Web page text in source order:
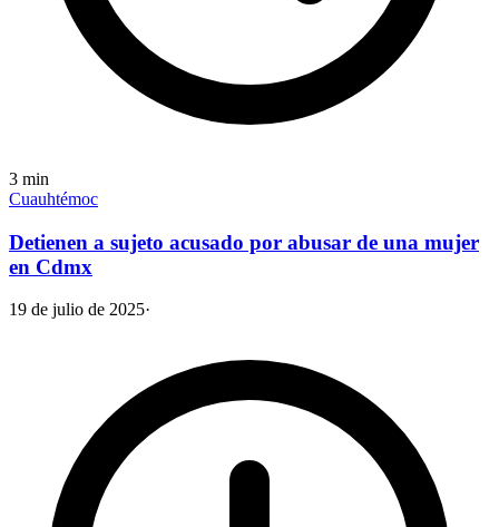
3 min
Cuauhtémoc
Detienen a sujeto acusado por abusar de una mujer
en Cdmx
19 de julio de 2025·